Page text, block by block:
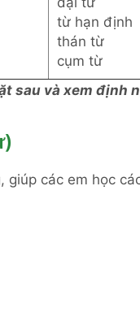
từ hạn định
thán từ
cụm từ
sau và xem định
các em học